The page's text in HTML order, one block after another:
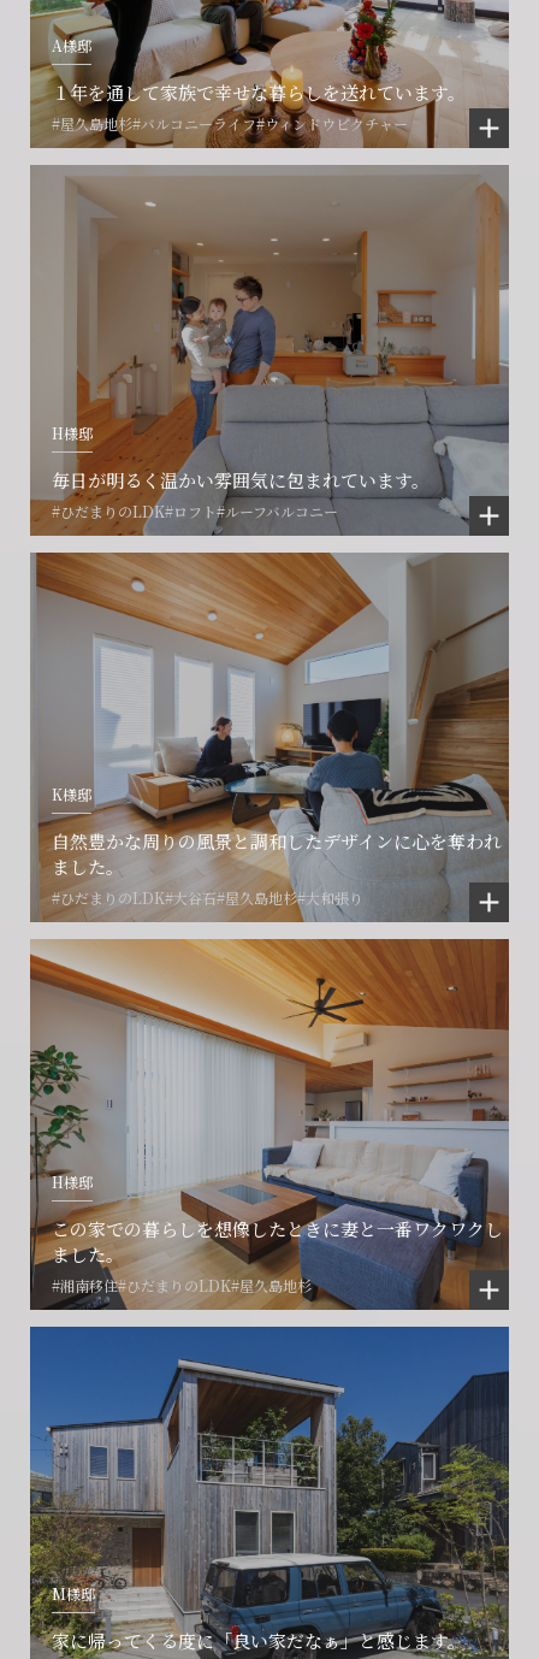
A様邸
１年を通して家族で幸せな暮らしを送れています。
#屋久島地杉#バルコニーライフ#ウィンドウピクチャー
H様邸
毎日が明るく温かい雰囲気に包まれています。
#ひだまりのLDK#ロフト#ルーフバルコニー
K様邸
自然豊かな周りの風景と調和したデザインに心を奪われ
ました。
#ひだまりのLDK#大谷石#屋久島地杉#大和張り
H様邸
この家での暮らしを想像したときに妻と一番ワクワクし
ました。
#湘南移住#ひだまりのLDK#屋久島地杉
M様邸
家に帰ってくる度に「良い家だなぁ」と感じます。
会社に関することや物件についての
ご相談はこちら
フォームからのお問い合わせ
CONTACT
お電話でのお問い合わせ
0466-24-2478
営業時間9:30~18:30 水曜定休
閉じる
賃貸物件入居者様の
お困りごとのご相談はこちら
解約のお申し込み
CONTACT
プロコール24ご利用の方
0120-073-386
閉じる
土地の活用・賃貸経営に関する
ご相談はこちら
フォームからのお問い合わせ
CONTACT
賃貸管理事業部へのお問い合わせ
0466-24-2478
営業時間9:30~18:30 水曜定休
閉じる